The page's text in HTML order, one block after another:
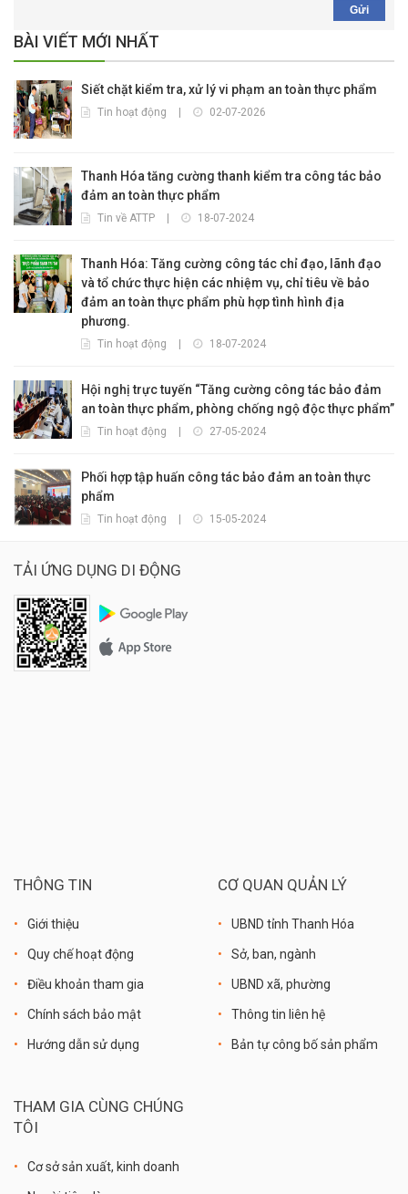
Gửi
BÀI VIẾT MỚI NHẤT
Siết chặt kiểm tra, xử lý vi phạm an toàn thực phẩm
Tin hoạt động 02-07-2026
Thanh Hóa tăng cường thanh kiểm tra công tác bảo
đảm an toàn thực phẩm
Tin về ATTP 18-07-2024
Thanh Hóa: Tăng cường công tác chỉ đạo, lãnh đạo
và tổ chức thực hiện các nhiệm vụ, chỉ tiêu về bảo
đảm an toàn thực phẩm phù hợp tình hình địa
phương.
Tin hoạt động 18-07-2024
Hội nghị trực tuyến “Tăng cường công tác bảo đảm
an toàn thực phẩm, phòng chống ngộ độc thực phẩm”
Tin hoạt động 27-05-2024
Phối hợp tập huấn công tác bảo đảm an toàn thực
phẩm
Tin hoạt động 15-05-2024
TẢI ỨNG DỤNG DI ĐỘNG
THÔNG TIN
Giới thiệu
Quy chế hoạt động
Điều khoản tham gia
Chính sách bảo mật
Hướng dẫn sử dụng
CƠ QUAN QUẢN LÝ
UBND tỉnh Thanh Hóa
Sở, ban, ngành
UBND xã, phường
Thông tin liên hệ
Bản tự công bố sản phẩm
THAM GIA CÙNG CHÚNG
TÔI
Cơ sở sản xuất, kinh doanh